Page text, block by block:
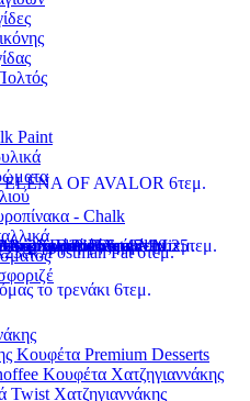
Paint
- Chalk
Κουφέτα Premium Desserts
Κουφέτα Χατζηγιαννάκης
Twist Χατζηγιαννάκης